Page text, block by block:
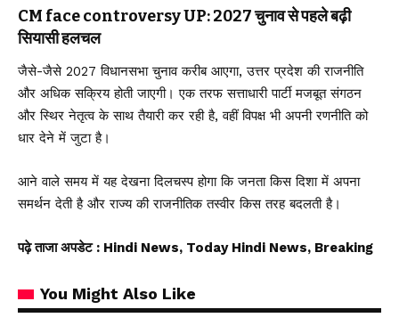
CM face controversy UP: 2027 चुनाव से पहले बढ़ी
सियासी हलचल
जैसे-जैसे 2027 विधानसभा चुनाव करीब आएगा, उत्तर प्रदेश की राजनीति
और अधिक सक्रिय होती जाएगी। एक तरफ सत्ताधारी पार्टी मजबूत संगठन
और स्थिर नेतृत्व के साथ तैयारी कर रही है, वहीं विपक्ष भी अपनी रणनीति को
धार देने में जुटा है।
आने वाले समय में यह देखना दिलचस्प होगा कि जनता किस दिशा में अपना
समर्थन देती है और राज्य की राजनीतिक तस्वीर किस तरह बदलती है।
पढ़े ताजा अपडेट : Hindi News, Today Hindi News, Breaking
You Might Also Like